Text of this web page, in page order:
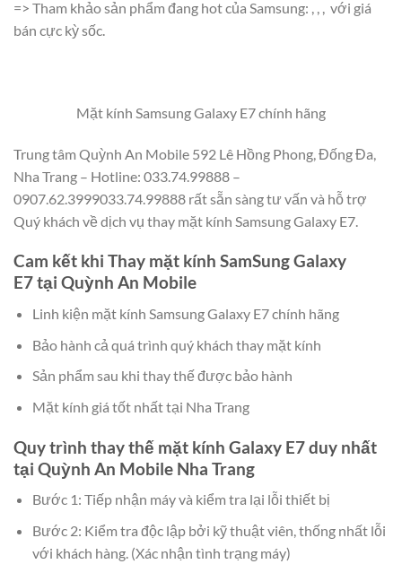
=> Tham khảo sản phẩm đang hot của Samsung: , , , với giá
bán cực kỳ sốc.
Mặt kính Samsung Galaxy E7 chính hãng
Trung tâm Quỳnh An Mobile 592 Lê Hồng Phong, Đống Đa,
Nha Trang – Hotline: 033.74.99888 –
0907.62.3999033.74.99888 rất sẵn sàng tư vấn và hỗ trợ
Quý khách về dịch vụ thay mặt kính Samsung Galaxy E7.
Cam kết khi Thay mặt kính SamSung Galaxy
E7tại Quỳnh An Mobile
Linh kiện mặt kính Samsung Galaxy E7 chính hãng
Bảo hành cả quá trình quý khách thay mặt kính
Sản phẩm sau khi thay thế được bảo hành
Mặt kính giá tốt nhất tại Nha Trang
Quy trình thay thế mặt kính Galaxy E7 duy nhất
tại Quỳnh An Mobile Nha Trang
Bước 1: Tiếp nhận máy và kiểm tra lại lỗi thiết bị
Bước 2: Kiểm tra độc lập bởi kỹ thuật viên, thống nhất lỗi
với khách hàng. (Xác nhận tình trạng máy)